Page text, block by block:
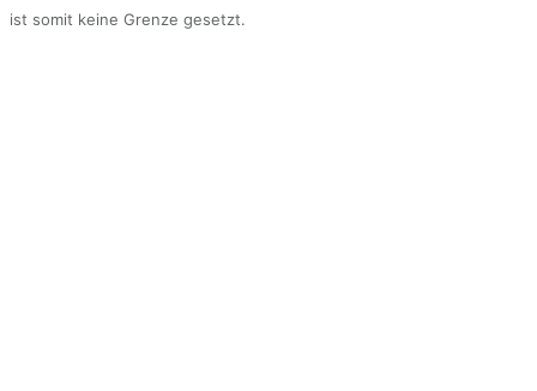
ist somit keine Grenze gesetzt.